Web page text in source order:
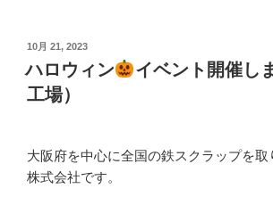
投
日:
10月 21, 2023
ハロウィン
イベント開催し
工場）
大阪府を中心に全国の鉄スクラップを取
株式会社です。